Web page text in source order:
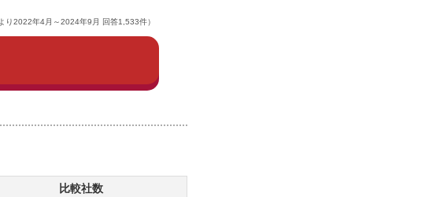
り2022年4月～2024年9月 回答1,533件）
比較社数